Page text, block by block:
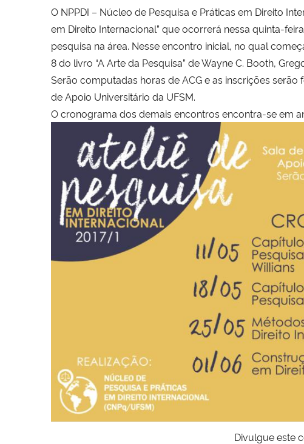
O NPPDI – Núcleo de Pesquisa e Práticas em Direito
em Direito Internacional” que ocorrerá nessa quinta-
pesquisa na área. Nesse encontro inicial, no qual
8 do livro “A Arte da Pesquisa” de Wayne C. Booth,
Serão computadas horas de ACG e as inscrições
de Apoio Universitário da UFSM.
O cronograma dos demais encontros encontra-se em
Divulgue este